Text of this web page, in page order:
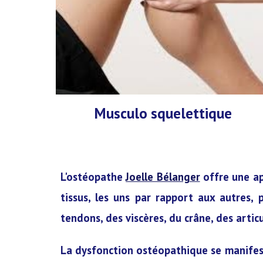
Musculo squelettique
L'ostéopatheJoelle Bélangeroffre une
tissus, les uns par rapport aux autres,
tendons, des viscères, du crâne, des
La dysfonction ostéopathique se